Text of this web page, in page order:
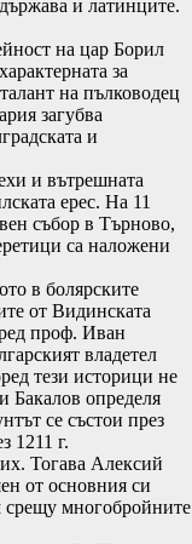
и латинците.
на цар Борил
за
на пълководец
загубва
и
и вътрешната
ерес. На 11
събор в Търново,
са наложени
в болярските
от Видинската
проф. Иван
владетел
тези историци не
Бакалов определя
се състои през
1211 г.
Тогава Алексий
от основния си
многобройните